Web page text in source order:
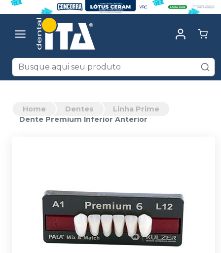
Home Dentes
Linha Prime
Dente Premium Inferior Anterior